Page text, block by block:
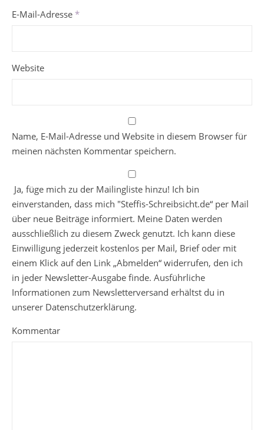
E-Mail-Adresse *
Website
Name, E-Mail-Adresse und Website in diesem Browser für
meinen nächsten Kommentar speichern.
Ja, füge mich zu der Mailingliste hinzu! Ich bin
einverstanden, dass mich "Steffis-Schreibsicht.de“ per Mail
über neue Beiträge informiert. Meine Daten werden
ausschließlich zu diesem Zweck genutzt. Ich kann diese
Einwilligung jederzeit kostenlos per Mail, Brief oder mit
einem Klick auf den Link „Abmelden“ widerrufen, den ich
in jeder Newsletter-Ausgabe finde. Ausführliche
Informationen zum Newsletterversand erhältst du in
unserer Datenschutzerklärung.
Kommentar